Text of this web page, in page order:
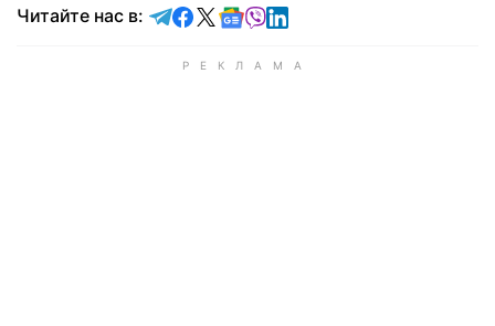
Читайте нас в: Читайте в Telegram
Читайте в Facebook
Читайте в X
Читайте в Google news
Читайте в Viber
Читайте в LinkedIn